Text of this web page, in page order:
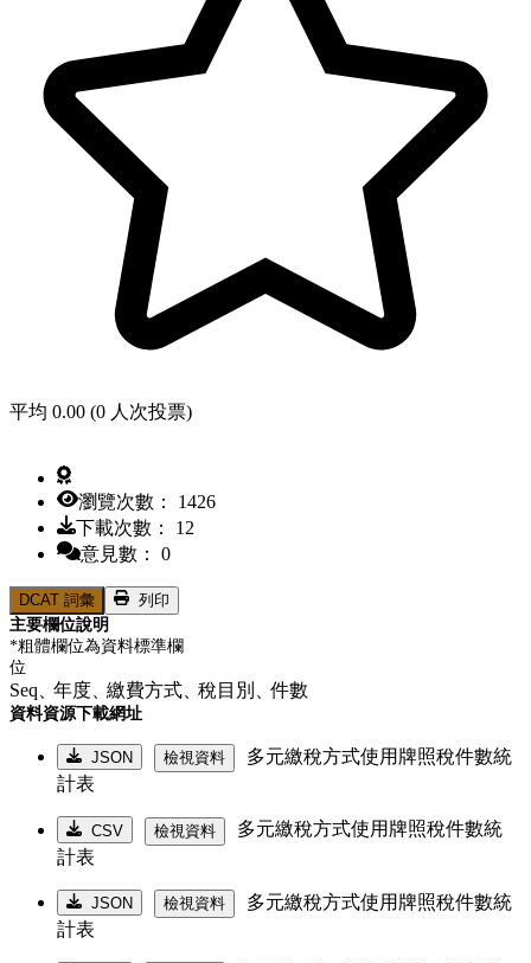
平均 0.00 (0 人次投票)
瀏覽次數： 1426
下載次數： 12
意見數： 0
DCAT 詞彙
列印
主要欄位說明
*粗體欄位為資料標準欄
位
Seq、年度、繳費方式、稅目別、件數
資料資源下載網址
JSON 檢視資料
多元繳稅方式使用牌照稅件數統
計表
CSV 檢視資料
多元繳稅方式使用牌照稅件數統
計表
JSON 檢視資料
多元繳稅方式使用牌照稅件數統
計表